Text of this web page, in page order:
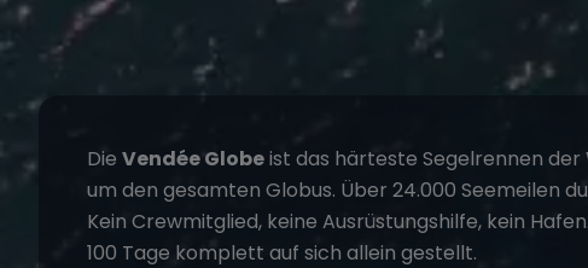
Die Vendée Globeist das härteste Segelrennen der
um den gesamten Globus. Über 24.000 Seemeilen
Kein Crewmitglied, keine Ausrüstungshilfe, kein
100 Tage komplett auf sich allein gestellt.